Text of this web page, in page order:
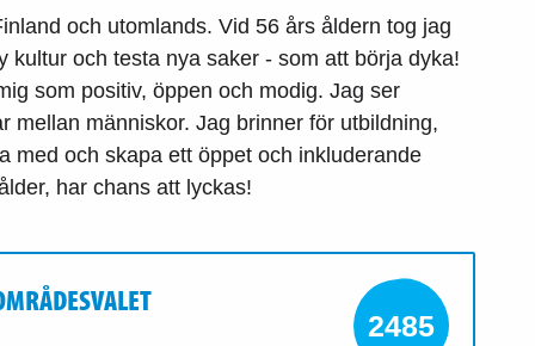
och utomlands. Vid 56 års åldern tog jag
kultur och testa nya saker - som att börja dyka!
som positiv, öppen och modig. Jag ser
mellan människor. Jag brinner för utbildning,
med och skapa ett öppet och inkluderande
har chans att lyckas!
2485